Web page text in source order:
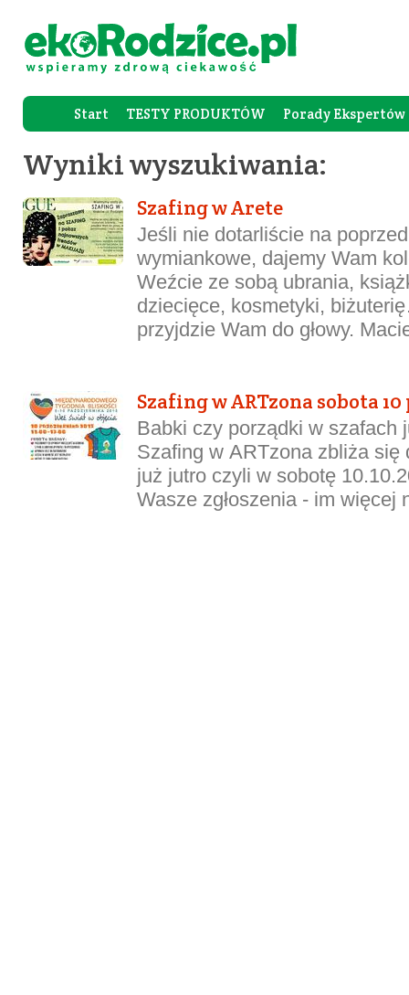
Start TESTY PRODUKTÓW Porady Ekspertów
Wyniki wyszukiwania:
Szafing w Arete
Jeśli nie dotarliście na
wymiankowe, dajemy Wam
Weźcie ze sobą ubrania,
dziecięce, kosmetyki,
przyjdzie Wam do głowy.
Szafing w ARTzona sobota
Babki czy porządki w szafach
Szafing w ARTzona zbliża się
już jutro czyli w sobotę
Wasze zgłoszenia - im więcej